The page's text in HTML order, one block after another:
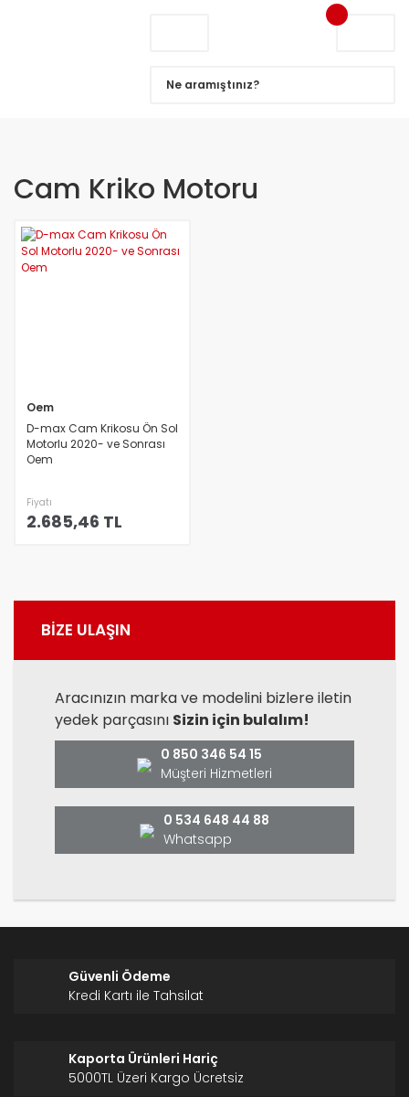
Cam Kriko Motoru
Oem
D-max Cam Krikosu Ön Sol
Motorlu 2020- ve Sonrası
Oem
Fiyatı
2.685,46 TL
BİZE ULAŞIN
Aracınızın marka ve modelini bizlere iletin
yedek parçasını Sizin için bulalım!
0 850 346 54 15
Müşteri Hizmetleri
0 534 648 44 88
Whatsapp
Güvenli Ödeme
Kredi Kartı ile Tahsilat
Kaporta Ürünleri Hariç
5000TL Üzeri Kargo Ücretsiz